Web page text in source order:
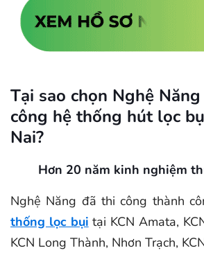
Tại sao chọn Nghệ
công hệ thống hút lọc
Nai?
Hơn 20 năm kinh nghiệm
Nghệ Năng đã thi công thành
thống lọc bụi tại KCN Amata,
KCN Long Thành, Nhơn Trạch,